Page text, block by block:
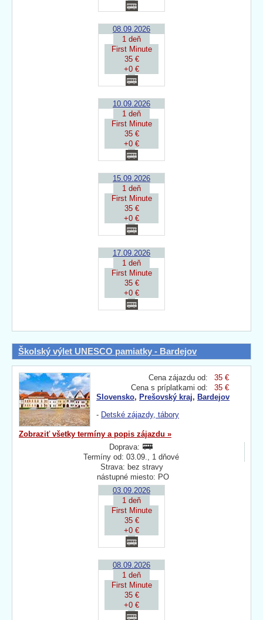
08.09.2026
1 deň
First Minute
35 €
+0 €
10.09.2026
1 deň
First Minute
35 €
+0 €
15.09.2026
1 deň
First Minute
35 €
+0 €
17.09.2026
1 deň
First Minute
35 €
+0 €
Školský výlet UNESCO pamiatky - Bardejov
Cena zájazdu od:
35 €
Cena s príplatkami od:
35 €
Slovensko, Prešovský kraj, Bardejov
- Detské zájazdy, tábory
Zobraziť všetky termíny a popis zájazdu »
Doprava:
Termíny od: 03.09., 1 dňové
Strava: bez stravy
nástupné miesto: PO
03.09.2026
1 deň
First Minute
35 €
+0 €
08.09.2026
1 deň
First Minute
35 €
+0 €